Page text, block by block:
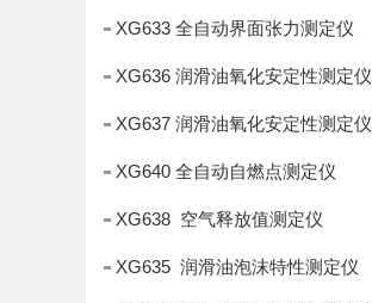
XG633 全自动界面张力测定仪
XG636 润滑油氧化安定性测定仪
XG637 润滑油氧化安定性测定仪
XG640 全自动自燃点测定仪
XG638 空气释放值测定仪
XG635 润滑油泡沫特性测定仪